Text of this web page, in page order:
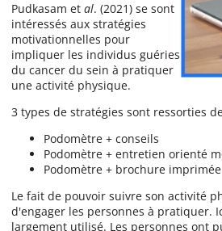
Pudkasam et al. (2021) se sont
intéressés aux stratégies
motivationnelles pour
impliquer les individus guéries
du cancer du sein à pratiquer
une activité physique.
3 types de stratégies sont ressorties
Podomètre + conseils
Podomètre + entretien orienté
Podomètre + brochure imprimée
Le fait de pouvoir suivre son activité
d'engager les personnes à pratiquer.
largement utilisé. Les personnes ont